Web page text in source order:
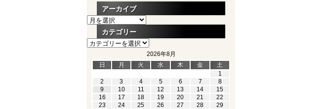
アーカイブ
ア
ー
カ
イ
ブ
カテゴリー
カ
テ
ゴ
リ
ー
2026年8月
日
月 火 水 木 金
土
1
2
3 4 5 6 7
8
9
10 11 12 13 14
15
16
17 18 19 20 21
22
23
24 25 26 27 28
29